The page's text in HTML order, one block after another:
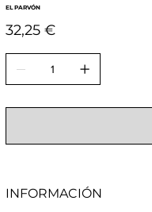
EL PARVÓN
Precio
32,25 €
INFORMACIÓN